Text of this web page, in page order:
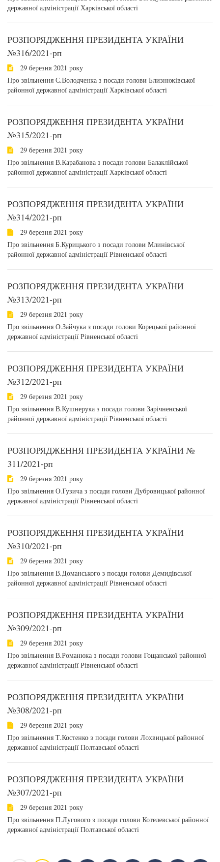
державної адміністрації Харківської області
РОЗПОРЯДЖЕННЯ ПРЕЗИДЕНТА УКРАЇНИ
№316/2021-рп
29 березня 2021 року
Про звільнення С.Володченка з посади голови Близнюківської
районної державної адміністрації Харківської області
РОЗПОРЯДЖЕННЯ ПРЕЗИДЕНТА УКРАЇНИ
№315/2021-рп
29 березня 2021 року
Про звільнення В.Карабанова з посади голови Балаклійської
районної державної адміністрації Харківської області
РОЗПОРЯДЖЕННЯ ПРЕЗИДЕНТА УКРАЇНИ
№314/2021-рп
29 березня 2021 року
Про звільнення Б.Курицького з посади голови Млинівської
районної державної адміністрації Рівненської області
РОЗПОРЯДЖЕННЯ ПРЕЗИДЕНТА УКРАЇНИ
№313/2021-рп
29 березня 2021 року
Про звільнення О.Зайчука з посади голови Корецької районної
державної адміністрації Рівненської області
РОЗПОРЯДЖЕННЯ ПРЕЗИДЕНТА УКРАЇНИ
№312/2021-рп
29 березня 2021 року
Про звільнення В.Кушнерука з посади голови Зарічненської
районної державної адміністрації Рівненської області
РОЗПОРЯДЖЕННЯ ПРЕЗИДЕНТА УКРАЇНИ №
311/2021-рп
29 березня 2021 року
Про звільнення О.Гузича з посади голови Дубровицької районної
державної адміністрації Рівненської області
РОЗПОРЯДЖЕННЯ ПРЕЗИДЕНТА УКРАЇНИ
№310/2021-рп
29 березня 2021 року
Про звільнення В.Доманського з посади голови Демидівської
районної державної адміністрації Рівненської області
РОЗПОРЯДЖЕННЯ ПРЕЗИДЕНТА УКРАЇНИ
№309/2021-рп
29 березня 2021 року
Про звільнення В.Романюка з посади голови Гощанської районної
державної адміністрації Рівненської області
РОЗПОРЯДЖЕННЯ ПРЕЗИДЕНТА УКРАЇНИ
№308/2021-рп
29 березня 2021 року
Про звільнення Т.Костенко з посади голови Лохвицької районної
державної адміністрації Полтавської області
РОЗПОРЯДЖЕННЯ ПРЕЗИДЕНТА УКРАЇНИ
№307/2021-рп
29 березня 2021 року
Про звільнення П.Лугового з посади голови Котелевської районної
державної адміністрації Полтавської області